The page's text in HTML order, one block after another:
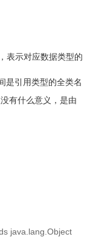
表示对应数据类型的
是引用类型的全类名
有什么意义，是由
java.lang.Object